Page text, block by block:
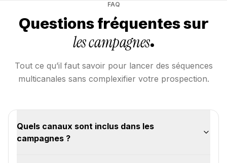
FAQ
Questions fréquentes sur
les campagnes.
Tout ce qu’il faut savoir pour lancer des séquences
multicanales sans complexifier votre prospection.
Quels canaux sont inclus dans les
campagnes ?